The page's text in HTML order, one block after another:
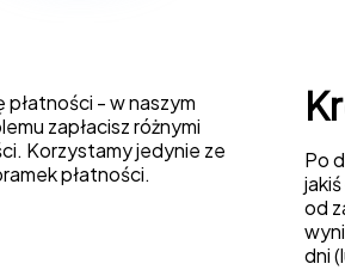
- w naszym
zapłacisz różnymi
Korzystamy jedynie ze
płatności.
Po
od
dni